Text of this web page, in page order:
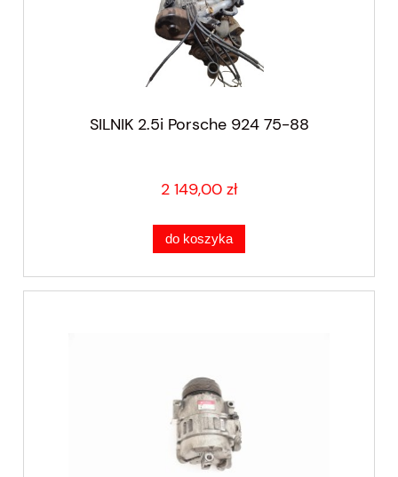
SILNIK 2.5i Porsche 924 75-88
2 149,00 zł
do koszyka